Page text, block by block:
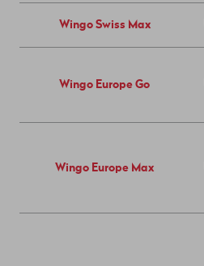
Wingo Swiss Max
Wingo Europe Go
Wingo Europe Max